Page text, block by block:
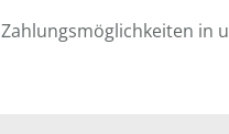
Zahlungsmöglichkeiten in